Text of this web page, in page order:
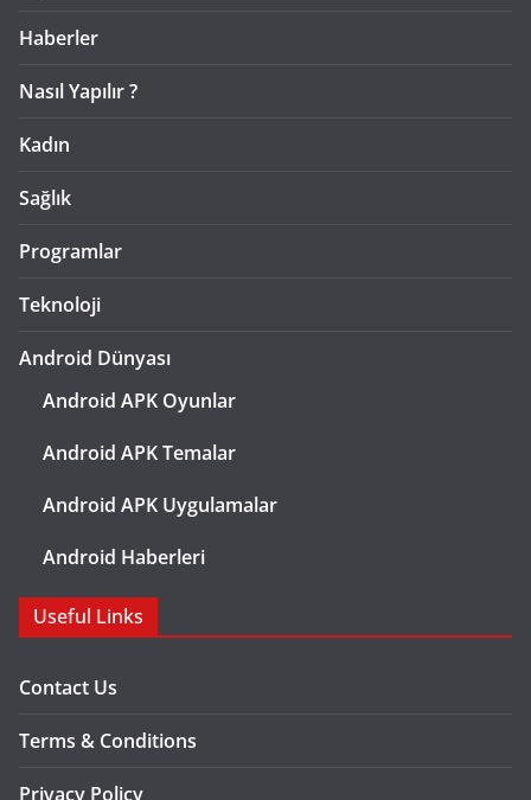
Haberler
Nasıl Yapılır ?
Kadın
Sağlık
Programlar
Teknoloji
Android Dünyası
Android APK Oyunlar
Android APK Temalar
Android APK Uygulamalar
Android Haberleri
Useful Links
Contact Us
Terms & Conditions
Privacy Policy